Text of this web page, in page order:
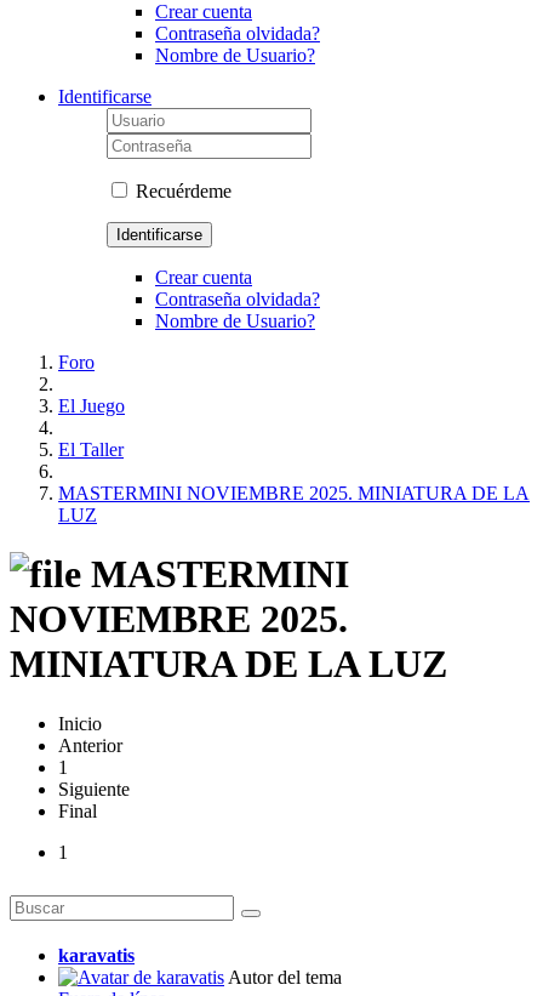
Crear cuenta
Contraseña olvidada?
Nombre de Usuario?
Identificarse
Recuérdeme
Identificarse
Crear cuenta
Contraseña olvidada?
Nombre de Usuario?
Foro
El Juego
El Taller
MASTERMINI NOVIEMBRE 2025. MINIATURA DE LA
LUZ
MASTERMINI
NOVIEMBRE 2025.
MINIATURA DE LA LUZ
Inicio
Anterior
1
Siguiente
Final
1
karavatis
Autor del tema